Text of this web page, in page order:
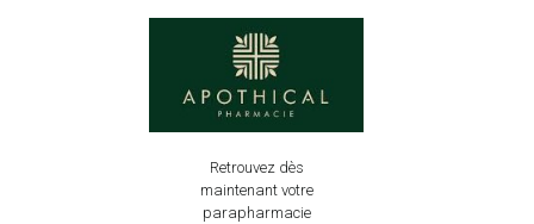
Retrouvez dès
maintenant votre
parapharmacie